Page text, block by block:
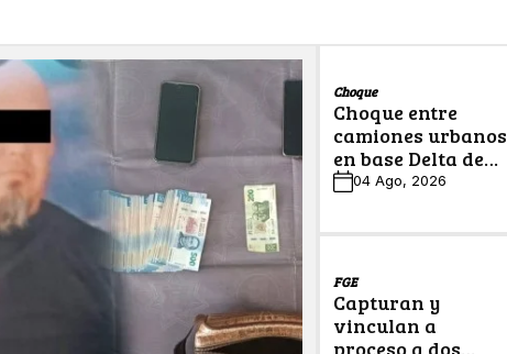
Choque
Choque entre
camiones urbanos
en base Delta de
León deja cinco
04 Ago, 2026
FGE
Capturan y
vinculan a
proceso a dos